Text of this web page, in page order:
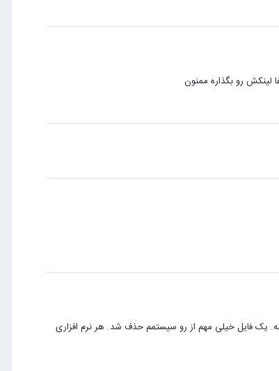
یک فایل خیلی مهم از رو سیستمم حذف شد. هر نرم افزاری